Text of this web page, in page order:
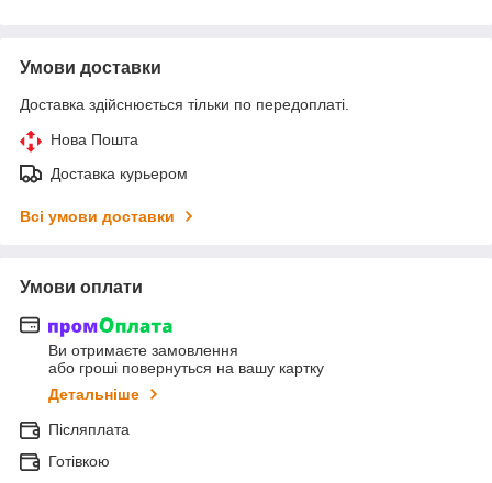
Умови доставки
Доставка здійснюється тільки по передоплаті.
Нова Пошта
Доставка курьером
Всі умови доставки
Умови оплати
Ви отримаєте замовлення
або гроші повернуться на вашу картку
Детальніше
Післяплата
Готівкою